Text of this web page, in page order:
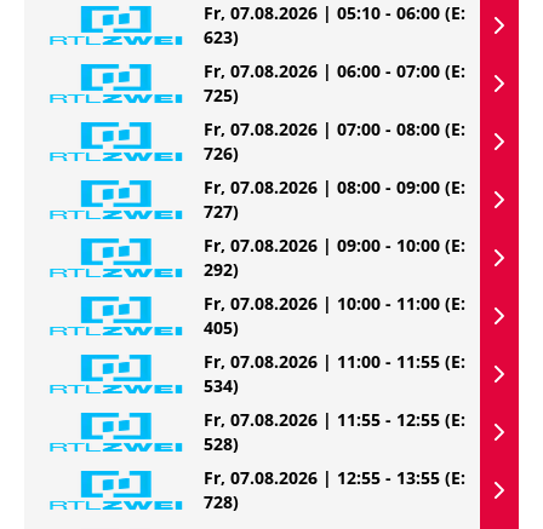
Fr, 07.08.2026 | 05:10 - 06:00 (E:
623)
Fr, 07.08.2026 | 06:00 - 07:00 (E:
725)
Fr, 07.08.2026 | 07:00 - 08:00 (E:
726)
Fr, 07.08.2026 | 08:00 - 09:00 (E:
727)
Fr, 07.08.2026 | 09:00 - 10:00 (E:
292)
Fr, 07.08.2026 | 10:00 - 11:00 (E:
405)
Fr, 07.08.2026 | 11:00 - 11:55 (E:
534)
Fr, 07.08.2026 | 11:55 - 12:55 (E:
528)
Fr, 07.08.2026 | 12:55 - 13:55 (E:
728)